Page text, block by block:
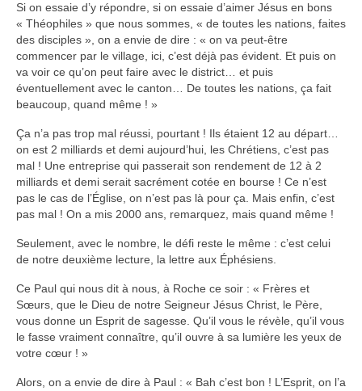
Si on essaie d’y répondre, si on essaie d’aimer Jésus en bons
« Théophiles » que nous sommes, « de toutes les nations, faites
des disciples », on a envie de dire : « on va peut-être
commencer par le village, ici, c’est déjà pas évident. Et puis on
va voir ce qu’on peut faire avec le district… et puis
éventuellement avec le canton… De toutes les nations, ça fait
beaucoup, quand même ! »
Ça n’a pas trop mal réussi, pourtant ! Ils étaient 12 au départ…
on est 2 milliards et demi aujourd’hui, les Chrétiens, c’est pas
mal ! Une entreprise qui passerait son rendement de 12 à 2
milliards et demi serait sacrément cotée en bourse ! Ce n’est
pas le cas de l’Église, on n’est pas là pour ça. Mais enfin, c’est
pas mal ! On a mis 2000 ans, remarquez, mais quand même !
Seulement, avec le nombre, le défi reste le même : c’est celui
de notre deuxième lecture, la lettre aux Éphésiens.
Ce Paul qui nous dit à nous, à Roche ce soir : « Frères et
Sœurs, que le Dieu de notre Seigneur Jésus Christ, le Père,
vous donne un Esprit de sagesse. Qu’il vous le révèle, qu’il vous
le fasse vraiment connaître, qu’il ouvre à sa lumière les yeux de
votre cœur ! »
Alors, on a envie de dire à Paul : « Bah c’est bon ! L’Esprit, on l’a